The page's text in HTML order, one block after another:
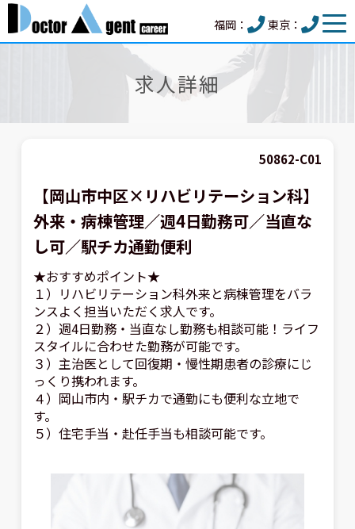
福岡： 東京：
求人詳細
50862-C01
【岡山市中区×リハビリテーション科】
外来・病棟管理／週4日勤務可／当直な
し可／駅チカ通勤便利
★おすすめポイント★
１）リハビリテーション科外来と病棟管理をバラ
ンスよく担当いただく求人です。
２）週4日勤務・当直なし勤務も相談可能！ライフ
スタイルに合わせた勤務が可能です。
３）主治医として回復期・慢性期患者の診療にじ
っくり携われます。
４）岡山市内・駅チカで通勤にも便利な立地で
す。
５）住宅手当・赴任手当も相談可能です。